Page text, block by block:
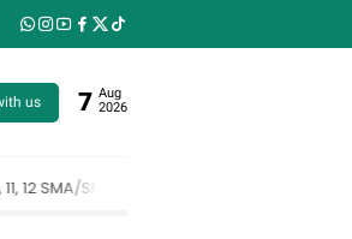
us 7 Aug
2026
MENDALAM DEEP LEARNING